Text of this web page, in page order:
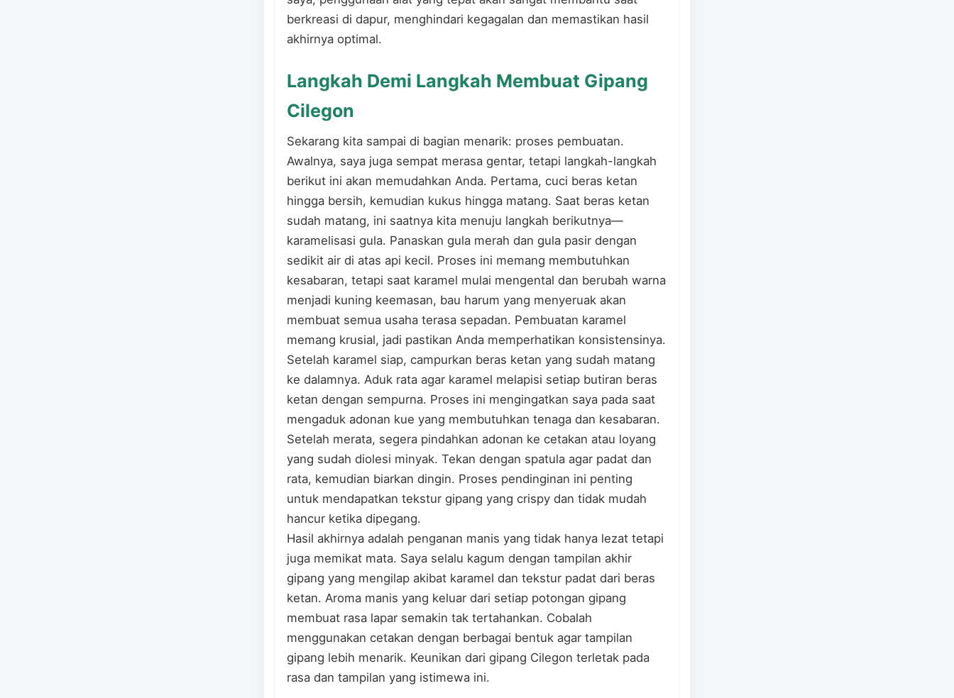
berkreasi di dapur, menghindari kegagalan dan memastikan hasil
akhirnya optimal.
Langkah Demi Langkah Membuat Gipang
Cilegon
Sekarang kita sampai di bagian menarik: proses pembuatan.
Awalnya, saya juga sempat merasa gentar, tetapi langkah-langkah
berikut ini akan memudahkan Anda. Pertama, cuci beras ketan
hingga bersih, kemudian kukus hingga matang. Saat beras ketan
sudah matang, ini saatnya kita menuju langkah berikutnya—
karamelisasi gula. Panaskan gula merah dan gula pasir dengan
sedikit air di atas api kecil. Proses ini memang membutuhkan
kesabaran, tetapi saat karamel mulai mengental dan berubah warna
menjadi kuning keemasan, bau harum yang menyeruak akan
membuat semua usaha terasa sepadan. Pembuatan karamel
memang krusial, jadi pastikan Anda memperhatikan konsistensinya.
Setelah karamel siap, campurkan beras ketan yang sudah matang
ke dalamnya. Aduk rata agar karamel melapisi setiap butiran beras
ketan dengan sempurna. Proses ini mengingatkan saya pada saat
mengaduk adonan kue yang membutuhkan tenaga dan kesabaran.
Setelah merata, segera pindahkan adonan ke cetakan atau loyang
yang sudah diolesi minyak. Tekan dengan spatula agar padat dan
rata, kemudian biarkan dingin. Proses pendinginan ini penting
untuk mendapatkan tekstur gipang yang crispy dan tidak mudah
hancur ketika dipegang.
Hasil akhirnya adalah penganan manis yang tidak hanya lezat tetapi
juga memikat mata. Saya selalu kagum dengan tampilan akhir
gipang yang mengilap akibat karamel dan tekstur padat dari beras
ketan. Aroma manis yang keluar dari setiap potongan gipang
membuat rasa lapar semakin tak tertahankan. Cobalah
menggunakan cetakan dengan berbagai bentuk agar tampilan
gipang lebih menarik. Keunikan dari gipang Cilegon terletak pada
rasa dan tampilan yang istimewa ini.